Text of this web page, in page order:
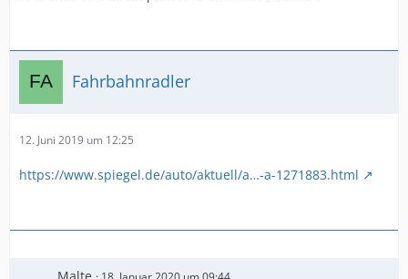
Fahrbahnradler
12. Juni 2019 um 12:25
https://www.spiegel.de/auto/aktuell/a…-a-1271883.html